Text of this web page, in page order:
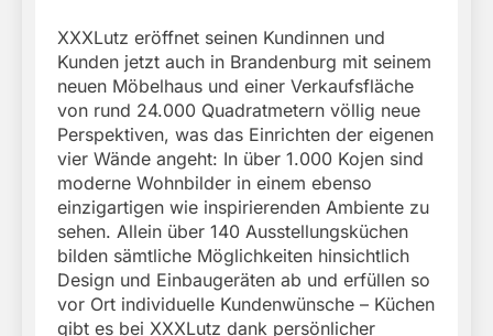
XXXLutz eröffnet seinen Kundinnen und
Kunden jetzt auch in Brandenburg mit seinem
neuen Möbelhaus und einer Verkaufsfläche
von rund 24.000 Quadratmetern völlig neue
Perspektiven, was das Einrichten der eigenen
vier Wände angeht: In über 1.000 Kojen sind
moderne Wohnbilder in einem ebenso
einzigartigen wie inspirierenden Ambiente zu
sehen. Allein über 140 Ausstellungsküchen
bilden sämtliche Möglichkeiten hinsichtlich
Design und Einbaugeräten ab und erfüllen so
vor Ort individuelle Kundenwünsche – Küchen
gibt es bei XXXLutz dank persönlicher